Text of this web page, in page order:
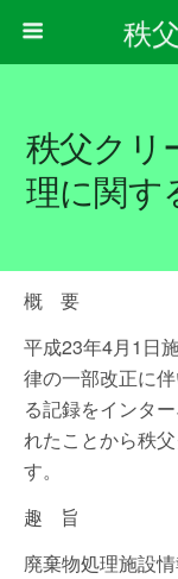
秩
秩父クリ
理に関す
概 要
平成23年4月1日
律の一部改正に
る記録をインタ
れたことから秩
す。
趣 旨
廃棄物処理施設